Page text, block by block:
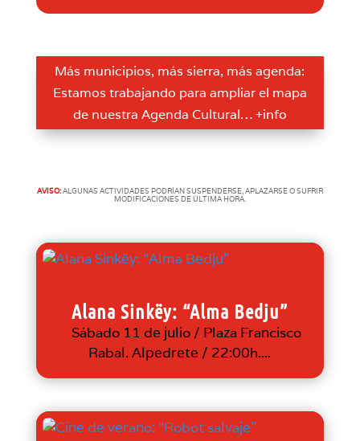
Más municipios, más sierra, más agenda:
Estamos trabajando para ampliar el mapa
de nuestra Agenda Cultural… +info
AVISO:ALGUNAS ACTIVIDADES PODRÍAN SUSPENDERSE, APLAZARSE O SUFRIR
MODIFICACIONES DE ÚLTIMA HORA.
Alana Sinkëy: “Alma Bedju”
Sábado 11 de julio / Plaza Francisco
Rabal. Alpedrete / 22:00h....